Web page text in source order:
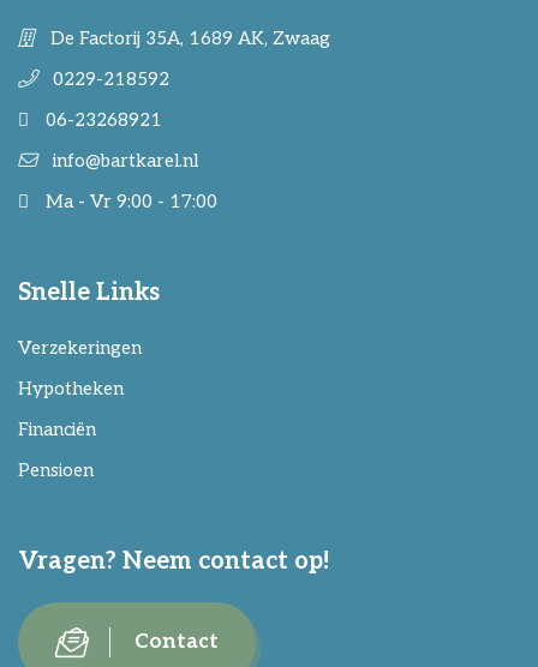
De Factorij 35A, 1689 AK, Zwaag
0229-218592
06-23268921
info@bartkarel.nl
Ma - Vr 9:00 - 17:00
Snelle Links
Verzekeringen
Hypotheken
Financiën
Pensioen
Vragen? Neem contact op!
Contact